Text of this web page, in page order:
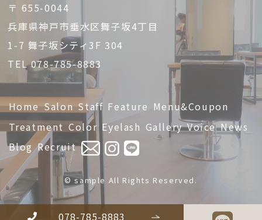
078-785-8883
〒 655-0044
兵庫県神戸市垂水区舞子坂4丁目
1-7 舞子坂シティ3F 304
TEL 078-785-8883
Home Salon Staff Feature Menu&Coupon
Treatment Color Eyelash Gallery Voice News
Blog Recruit
© sample All Rights Reserved.